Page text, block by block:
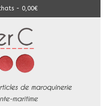
- 0,00€